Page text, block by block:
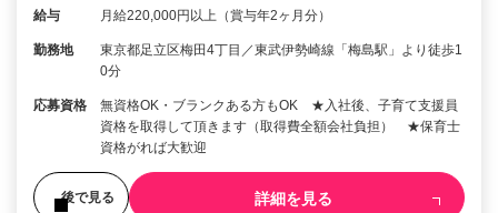
給与 月給220,000円以上（賞与年2ヶ月分）
勤務地
東京都足立区梅田4丁目／東武伊勢崎線「梅島駅」より徒歩1
0分
応募資格
無資格OK・ブランクある方もOK ★入社後、子育て支援員
資格を取得して頂きます（取得費全額会社負担） ★保育士
資格がれば大歓迎
後で見る 詳細を見る